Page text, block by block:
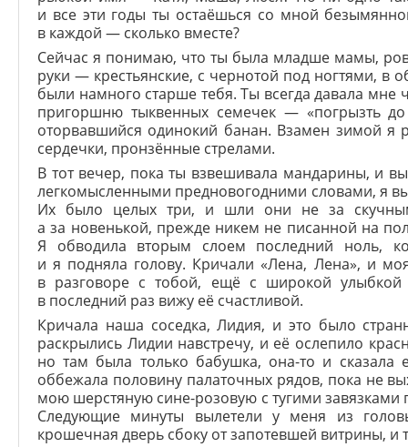
и все эти годы ты остаёшься со мной
в каждой — сколько вместе?
Сейчас я понимаю, что ты была младше мамы,
руки — крестьянские, с чернотой под ногтями, в
были намного старше тебя. Ты всегда давала мне
пригоршню тыквенных семечек — «погрызть
оторвавшийся одинокий банан. Взамен зимой я
сердечки, пронзённые стрелами.
В тот вечер, пока ты взвешивала мандарины, и
легкомысленными предновогодними словами, я
Их было целых три, и шли они не за
а за новенькой, прежде никем не писанной на
Я обводила вторым слоем последний ноль,
и я подняла голову. Кричали «Лена, Лена», и
в разговоре с тобой, ещё с широкой
в последний раз вижу её счастливой.
Кричала наша соседка, Лидия, и это было
раскрылись Лидии навстречу, и её ослепило
но там была только бабушка, она-то и
оббежала половину палаточных рядов, пока не
мою шерстяную сине-розовую с тугими
Следующие минуты вылетели у меня из
крошечная дверь сбоку от запотевшей витрины, и